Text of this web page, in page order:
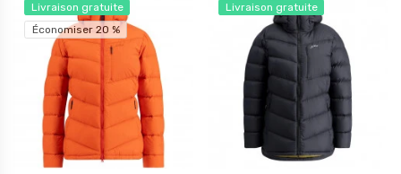
Livraison gratuite
Économiser 20 %
Livraison gratuite